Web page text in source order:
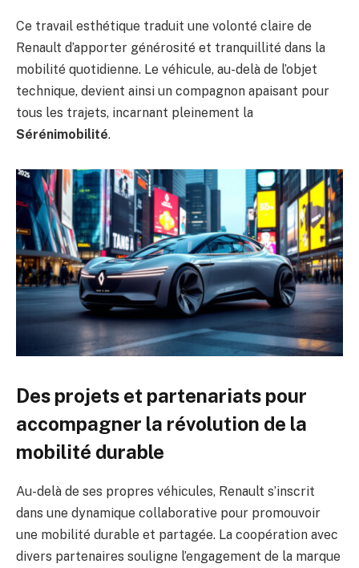
Ce travail esthétique traduit une volonté claire de
Renault d’apporter générosité et tranquillité dans la
mobilité quotidienne. Le véhicule, au-delà de l’objet
technique, devient ainsi un compagnon apaisant pour
tous les trajets, incarnant pleinement la
Sérénimobilité.
Des projets et partenariats pour
accompagner la révolution de la
mobilité durable
Au-delà de ses propres véhicules, Renault s’inscrit
dans une dynamique collaborative pour promouvoir
une mobilité durable et partagée. La coopération avec
divers partenaires souligne l’engagement de la marque